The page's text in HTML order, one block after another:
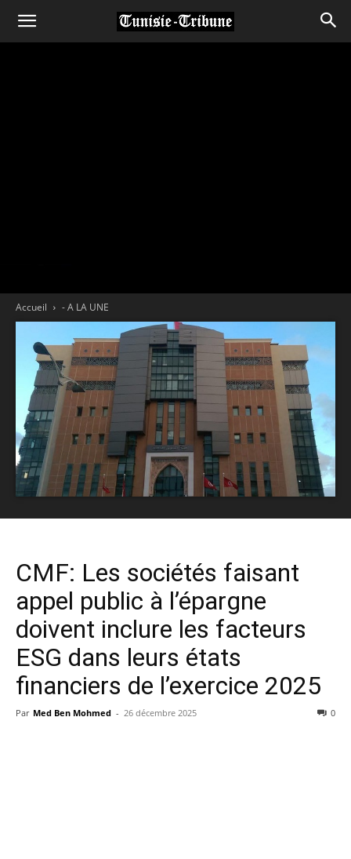
Accueil - A LA UNE
CMF: Les sociétés faisant
appel public à l’épargne
doivent inclure les facteurs
ESG dans leurs états
financiers de l’exercice 2025
Par Med Ben Mohmed - 26 décembre 2025 0